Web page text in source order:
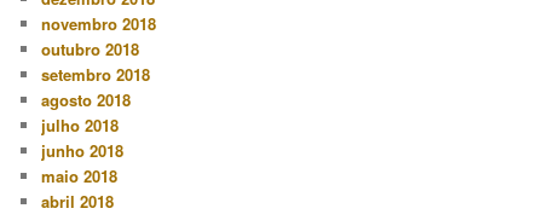
novembro 2018
outubro 2018
setembro 2018
agosto 2018
julho 2018
junho 2018
maio 2018
abril 2018